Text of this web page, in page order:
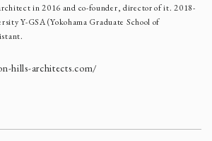
in 2016 and co-founder, director of it. 2018-
Y-GSA (Yokohama Graduate School of
hills-architects.com/